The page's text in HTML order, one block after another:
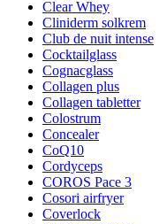
Clear Whey
Cliniderm solkrem
Club de nuit intense
Cocktailglass
Cognacglass
Collagen plus
Collagen tabletter
Colostrum
Concealer
CoQ10
Cordyceps
COROS Pace 3
Cosori airfryer
Coverlock